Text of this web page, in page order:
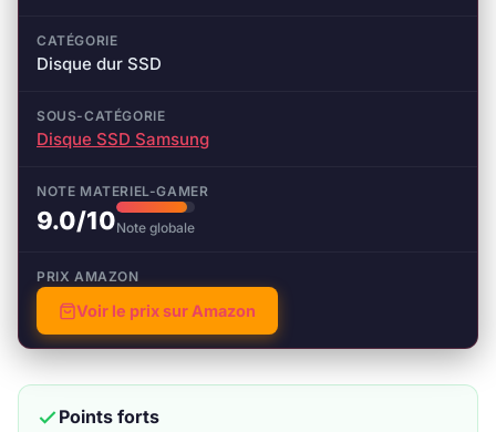
CATÉGORIE
Disque dur SSD
SOUS-CATÉGORIE
Disque SSD Samsung
NOTE MATERIEL-GAMER
9.0/10Note globale
PRIX AMAZON
Voir le prix sur Amazon
Points forts